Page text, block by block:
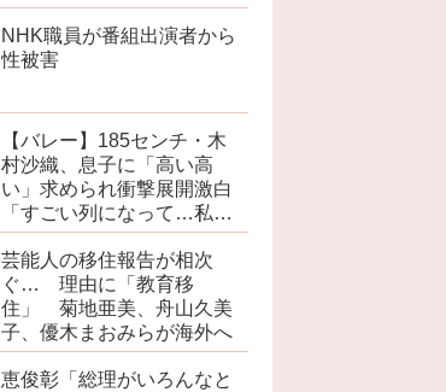
NHK職員が番組出演者から
性被害
【バレー】185センチ・木
村沙織、息子に「高い高
い」求められ衝撃展開激白
「すごい列になって…私ア
トラクションじゃないよみ
たいな」
芸能人の移住報告が相次
ぐ… 理由に「教育移
住」 菊地亜美、舟山久美
子、優木まおみらが海外へ
恵俊彰「総理がいろんなと